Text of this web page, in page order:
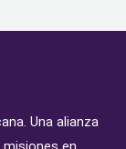
Una alianza